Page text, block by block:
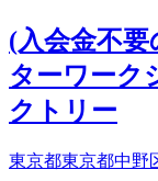
(入会金不
ターワーク
クトリー
東京都東京都中野